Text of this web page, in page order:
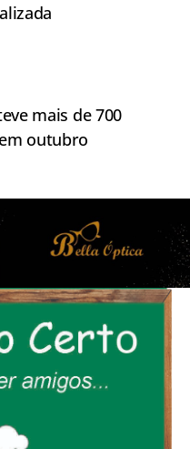
mais de 700
outubro